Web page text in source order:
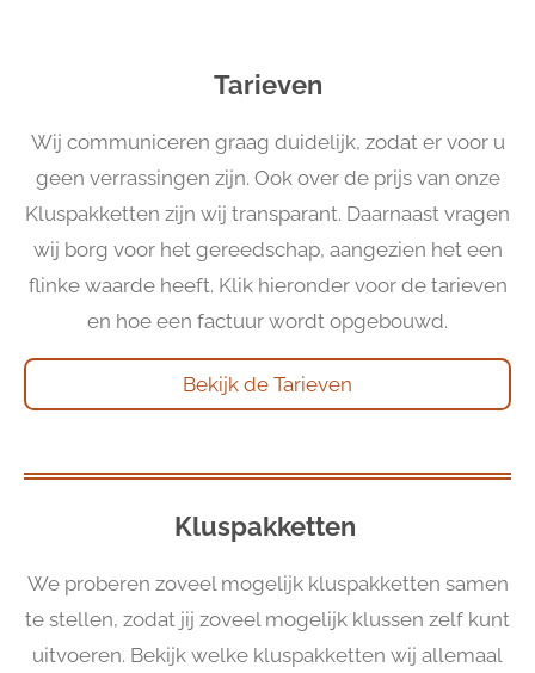
Tarieven
Wij communiceren graag duidelijk, zodat er voor u
geen verrassingen zijn. Ook over de prijs van onze
Kluspakketten zijn wij transparant. Daarnaast vragen
wij borg voor het gereedschap, aangezien het een
flinke waarde heeft. Klik hieronder voor de tarieven
en hoe een factuur wordt opgebouwd.
Bekijk de Tarieven
Kluspakketten
We proberen zoveel mogelijk kluspakketten samen
te stellen, zodat jij zoveel mogelijk klussen zelf kunt
uitvoeren. Bekijk welke kluspakketten wij allemaal